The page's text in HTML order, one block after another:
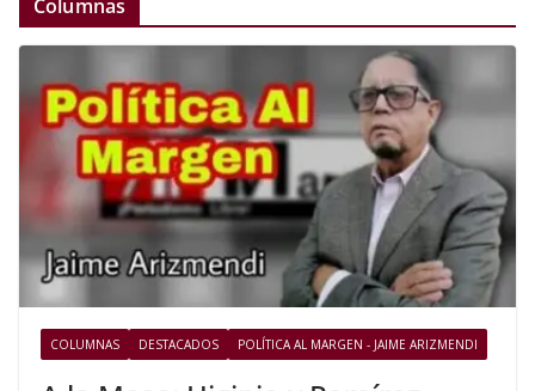
Columnas
COLUMNAS DESTACADOS POLÍTICA AL MARGEN - JAIME ARIZMENDI